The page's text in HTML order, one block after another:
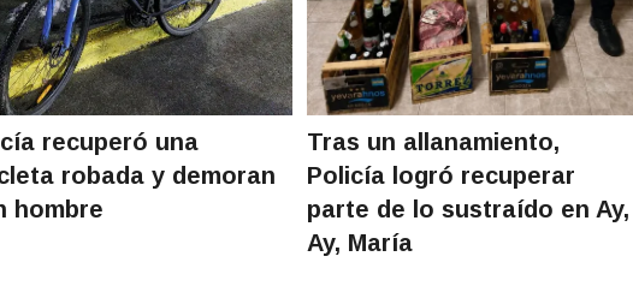
recuperó una
robada y demoran
hombre
Tras un allanamiento,
Policía logró recuperar
parte de lo sustraído en Ay,
Ay, María